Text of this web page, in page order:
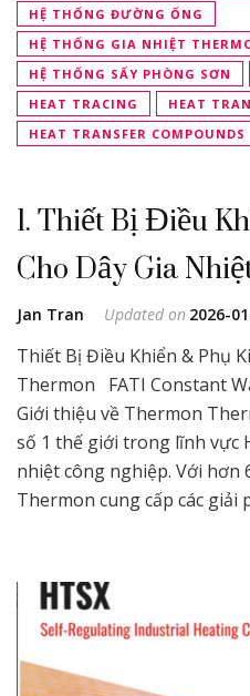
HỆ THỐNG ĐƯỜNG ỐNG
HỆ THỐNG GIA NHIỆT
HỆ THỐNG SẤY PHÒNG SƠN
HEAT TRACING
HEAT
HEAT TRANSFER COMPOUNDS
1. Thiết Bị Điều
Cho Dây Gia
Jan Tran Updated on 2026-
Thiết Bị Điều Khiển & Phụ
Thermon FATI Constant
Giới thiệu về Thermon
số 1 thế giới trong lĩnh vực
nhiệt công nghiệp. Với hơn
Thermon cung cấp các giải